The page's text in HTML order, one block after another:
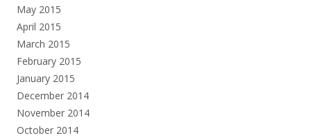
May 2015
April 2015
March 2015
February 2015
January 2015
December 2014
November 2014
October 2014